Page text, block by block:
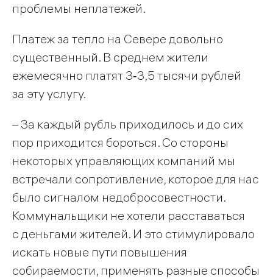
проблемы неплатежей.
Платеж за тепло на Севере довольно
существенный. В среднем жители
ежемесячно платят 3‑3,5 тысячи рублей
за эту услугу.
– За каждый рубль приходилось и до сих
пор приходится бороться. Со стороны
некоторых управляющих компаний мы
встречали сопротивление, которое для нас
было сигналом недобросовестности.
Коммунальщики не хотели расставаться
с деньгами жителей. И это стимулировало
искать новые пути повышения
собираемости, применять разные способы